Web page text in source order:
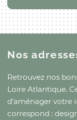
Nos
Retrouvez nos
Loire Atlantique.
d’aménager votre
correspond :